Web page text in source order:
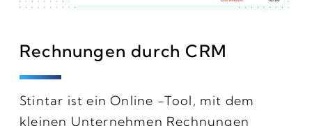
Rechnungen durch CRM
Stintar ist ein Online -Tool, mit dem
kleinen Unternehmen Rechnungen